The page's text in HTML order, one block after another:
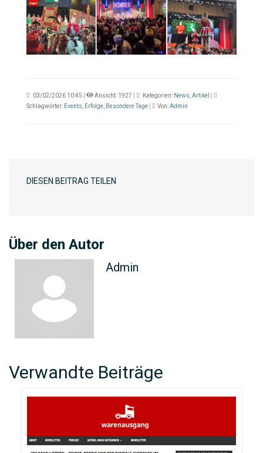
03/02/2026 10:45 Ansicht: 1927 Kategorien: News Artikel
Schlagwörter: Events Erfolge Besondere Tage Von:Admin
DIESEN BEITRAG TEILEN
Über den Autor
Admin
Verwandte Beiträge